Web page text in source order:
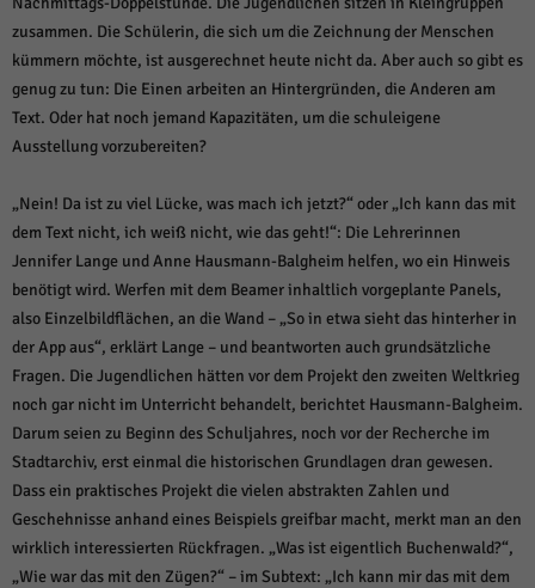
zusammen. Die Schülerin, die sich um die Zeichnung der Menschen
kümmern möchte, ist ausgerechnet heute nicht da. Aber auch so gibt es
genug zu tun: Die Einen arbeiten an Hintergründen, die Anderen am
Text. Oder hat noch jemand Kapazitäten, um die schuleigene
Ausstellung vorzubereiten?
„Nein! Da ist zu viel Lücke, was mach ich jetzt?“ oder „Ich kann das mit
dem Text nicht, ich weiß nicht, wie das geht!“: Die Lehrerinnen
Jennifer Lange und Anne Hausmann-Balgheim helfen, wo ein Hinweis
benötigt wird. Werfen mit dem Beamer inhaltlich vorgeplante Panels,
also Einzelbildflächen, an die Wand – „So in etwa sieht das hinterher in
der App aus“, erklärt Lange – und beantworten auch grundsätzliche
Fragen. Die Jugendlichen hätten vor dem Projekt den zweiten Weltkrieg
noch gar nicht im Unterricht behandelt, berichtet Hausmann-Balgheim.
Darum seien zu Beginn des Schuljahres, noch vor der Recherche im
Stadtarchiv, erst einmal die historischen Grundlagen dran gewesen.
Dass ein praktisches Projekt die vielen abstrakten Zahlen und
Geschehnisse anhand eines Beispiels greifbar macht, merkt man an den
wirklich interessierten Rückfragen. „Was ist eigentlich Buchenwald?“,
„Wie war das mit den Zügen?“ – im Subtext: „Ich kann mir das mit dem
auswählen.
Alle akzeptieren
Zurück
Datenschutzeinstellungen
Essenzielle Cookies ermöglichen grundlegende Funktionen und sind für die
einwandfreie Funktion der Website erforderlich.
Cookie-Informationen anzeigen
Statistiken (1)
Statistik Cookies erfassen Informationen anonym. Diese Informationen helfen
uns zu verstehen, wie unsere Besucher unsere Website nutzen.
Cookie-Informationen anzeigen
Marketing (1)
Marketing-Cookies werden von Drittanbietern oder Publishern verwendet,
um personalisierte Werbung anzuzeigen. Sie tun dies, indem sie Besucher
über Websites hinweg verfolgen.
Cookie-Informationen anzeigen